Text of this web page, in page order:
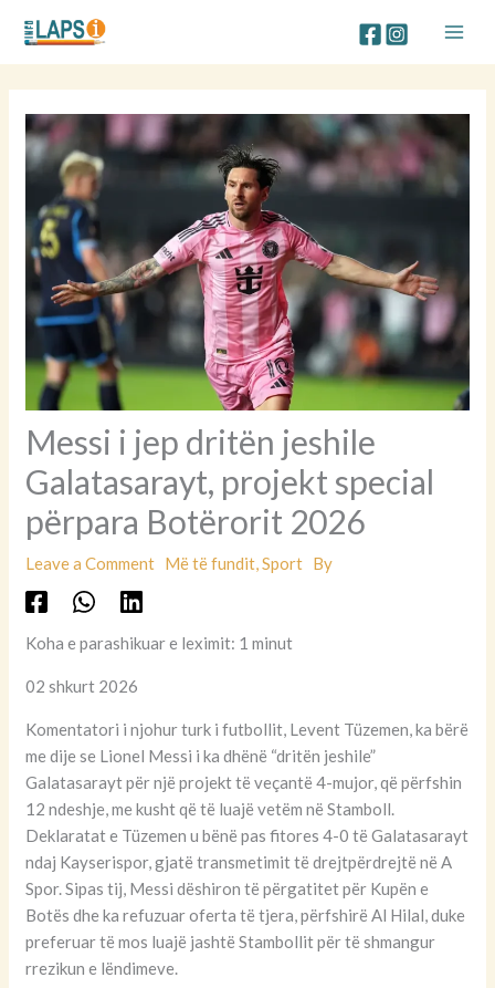
content
Messi i jep dritën jeshile
Galatasarayt, projekt special
përpara Botërorit 2026
Leave a Comment Më të fundit,Sport By
Koha e parashikuar e leximit: 1 minut
02 shkurt 2026
Komentatori i njohur turk i futbollit, Levent Tüzemen, ka bërë
me dije se Lionel Messi i ka dhënë “dritën jeshile”
Galatasarayt për një projekt të veçantë 4-mujor, që përfshin
12 ndeshje, me kusht që të luajë vetëm në Stamboll.
Deklaratat e Tüzemen u bënë pas fitores 4-0 të Galatasarayt
ndaj Kayserispor, gjatë transmetimit të drejtpërdrejtë në A
Spor. Sipas tij, Messi dëshiron të përgatitet për Kupën e
Botës dhe ka refuzuar oferta të tjera, përfshirë Al Hilal, duke
preferuar të mos luajë jashtë Stambollit për të shmangur
rrezikun e lëndimeve.